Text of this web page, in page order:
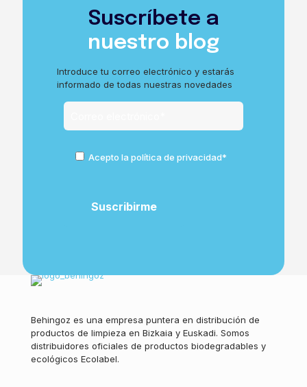
Suscríbete a
nuestro blog
Introduce tu correo electrónico y estarás
informado de todas nuestras novedades
Acepto la política de privacidad*
Behingoz es una empresa puntera en distribución de
productos de limpieza en Bizkaia y Euskadi. Somos
distribuidores oficiales de productos biodegradables y
ecológicos Ecolabel.